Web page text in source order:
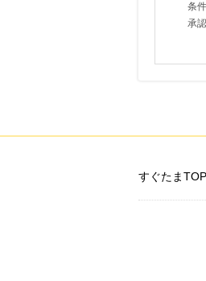
条
承
すぐたまTOP